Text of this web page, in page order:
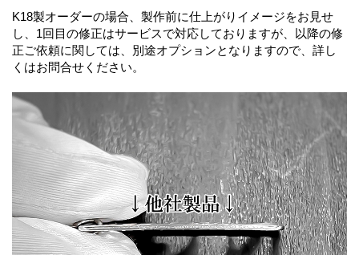
K18製オーダーの場合、製作前に仕上がりイメージをお見せ
し、1回目の修正はサービスで対応しておりますが、以降の修
正ご依頼に関しては、別途オプションとなりますので、詳し
くはお問合せください。